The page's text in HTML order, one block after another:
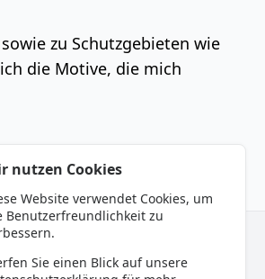
zu Schutzgebieten wie
die Motive, die mich
nutzen Cookies
Website verwendet Cookies, um
Benutzerfreundlichkeit zu
Sie einen Blick auf unsere